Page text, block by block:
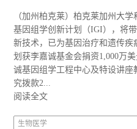
（加州柏克莱）柏克莱加州大
基因组学创新计划（IGI），将
新技术，已为基因治疗和遗传
划获李嘉诚基金会捐资1,000万
诚基因组学工程中心及特设讲
究拨款2...
阅读全文
生物医学